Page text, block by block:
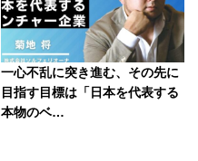
一心不乱に突き進む、その先に
目指す目標は「日本を代表する
本物のベ…